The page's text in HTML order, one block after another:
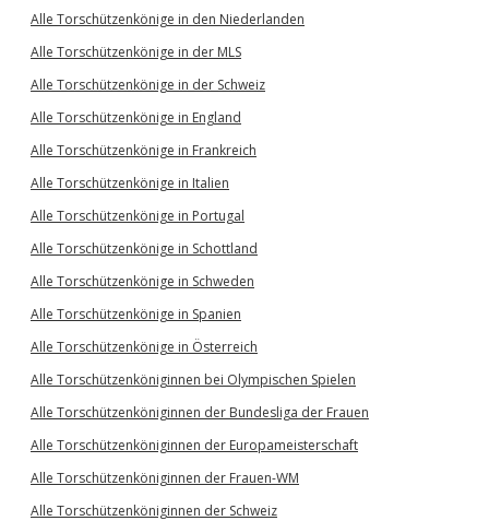
Alle Torschützenkönige in den Niederlanden
Alle Torschützenkönige in der MLS
Alle Torschützenkönige in der Schweiz
Alle Torschützenkönige in England
Alle Torschützenkönige in Frankreich
Alle Torschützenkönige in Italien
Alle Torschützenkönige in Portugal
Alle Torschützenkönige in Schottland
Alle Torschützenkönige in Schweden
Alle Torschützenkönige in Spanien
Alle Torschützenkönige in Österreich
Alle Torschützenköniginnen bei Olympischen Spielen
Alle Torschützenköniginnen der Bundesliga der Frauen
Alle Torschützenköniginnen der Europameisterschaft
Alle Torschützenköniginnen der Frauen-WM
Alle Torschützenköniginnen der Schweiz